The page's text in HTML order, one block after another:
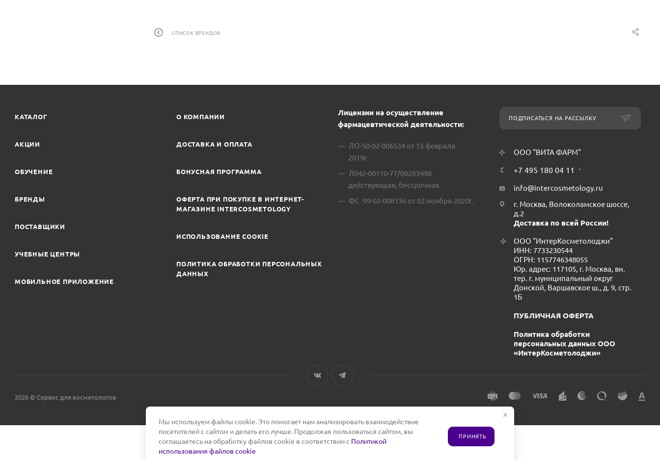
СПИСОК БРЕНДОВ
КАТАЛОГ
АКЦИИ
ОБУЧЕНИЕ
БРЕНДЫ
ПОСТАВЩИКИ
УЧЕБНЫЕ ЦЕНТРЫ
МОБИЛЬНОЕ ПРИЛОЖЕНИЕ
О КОМПАНИИ
ДОСТАВКА И ОПЛАТА
БОНУСНАЯ ПРОГРАММА
ОФЕРТА ПРИ ПОКУПКЕ В ИНТЕРНЕТ-
МАГАЗИНЕ INTERCOSMETOLOGY
ИСПОЛЬЗОВАНИЕ COOKIE
ПОЛИТИКА ОБРАБОТКИ ПЕРСОНАЛЬНЫХ
ДАННЫХ
Лицензии на осуществление
фармацевтической деятельности:
ЛО-50-02-006534 от 15 февраля
2019г
Л042-00110-77/00283498
действующая, бессрочная.
ФС -99-02-008136 от 02 ноября 2020г.
ПОДПИСАТЬСЯ НА РАССЫЛКУ
ООО "ВИТА ФАРМ"
+7 495 180 04 11
info@intercosmetology.ru
г. Москва, Волоколамское шоссе,
д.2
Доставка по всей России!
ООО "ИнтерКосметолоджи"
ИНН: 7733230544
ОГРН: 1157746348055
Юр. адрес: 117105, г. Москва, вн.
тер. г. муниципальный округ
Донской, Варшавское ш., д. 9, стр.
1Б
ПУБЛИЧНАЯ ОФЕРТА
Политика обработки
персональных данных ООО
«ИнтерКосметолоджи»
2026 © Сервис для косметологов
Мы используем файлы cookie. Это помогает нам анализировать взаимодействие
посетителей с сайтом и делать его лучше. Продолжая пользоваться сайтом, вы
соглашаетесь на обработку файлов cookie в соответствии с Политикой
использования файлов cookie
ПРИНЯТЬ